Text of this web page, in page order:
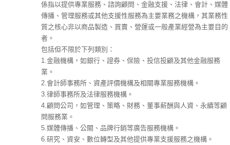
係指以提供專業服務、諮詢顧問、金融支援、法律、會計、媒體
傳播、管理服務或其他支援性服務為主要業務之機構，其業務性
質之核心非以商品製造、買賣、營運或一般產業經營為主要目的
者。
包括但不限於下列類別：
1.金融機構，如銀行、證券、保險、投信投顧及其他金融服務
業。
2.會計師事務所、資產評價機構及相關專業服務機構。
3.律師事務所及法律服務機構。
4.顧問公司，如管理、策略、財務、董事薪酬與人資、永續等顧
問服務業。
5.媒體傳播、公關、品牌行銷等廣告服務機構。
6.研究、資安、數位轉型及其他提供專業支援服務之機構。